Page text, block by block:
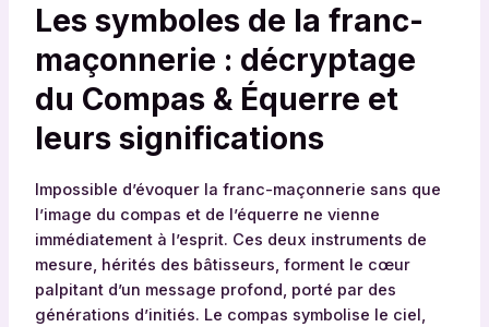
Les symboles de la franc-
maçonnerie : décryptage
du Compas & Équerre et
leurs significations
Impossible d’évoquer la franc-maçonnerie sans que
l’image du compas et de l’équerre ne vienne
immédiatement à l’esprit. Ces deux instruments de
mesure, hérités des bâtisseurs, forment le cœur
palpitant d’un message profond, porté par des
générations d’initiés. Le compas symbolise le ciel,